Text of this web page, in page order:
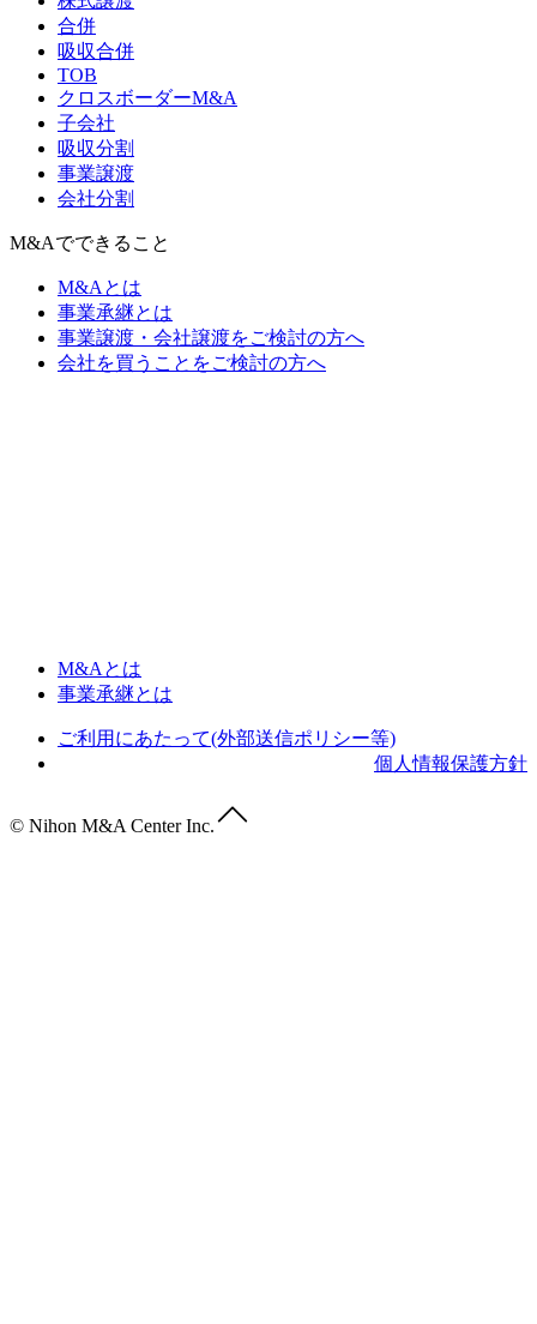
合併
吸収合併
TOB
クロスボーダーM&A
子会社
吸収分割
事業譲渡
会社分割
M&Aでできること
M&Aとは
事業承継とは
事業譲渡・会社譲渡をご検討の方へ
会社を買うことをご検討の方へ
M&Aとは
事業承継とは
ご利用にあたって(外部送信ポリシー等)
個人情報保護方針
© Nihon M&A Center Inc.